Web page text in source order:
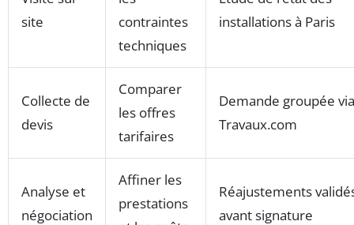
site
contraintes
techniques
installations à Paris
Collecte de
devis
Comparer
les offres
tarifaires
Demande groupée via
Travaux.com
Analyse et
négociation
Affiner les
prestations
Réajustements
avant signature